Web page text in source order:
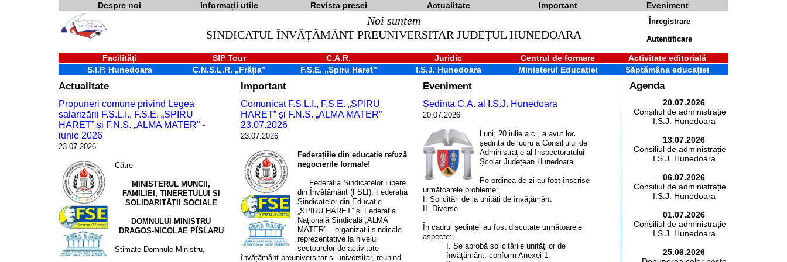
Despre noi Informații utile Revista presei Actualitate Important Eveniment
Înregistrare
Autentificare
Noi suntem
SINDICATUL ÎNVĂȚĂMÂNT PREUNIVERSITAR JUDEȚUL HUNEDOARA
Facilități SIP Tour C.A.R. Juridic Centrul de formare
Activitate editorială
S.I.P. Hunedoara
C.N.S.L.R. „Frăția” F.S.E. „Spiru Haret” I.S.J. Hunedoara Ministerul Educației Săptămâna educației
Agenda
20.07.2026
Consiliul de administrație al
I.S.J. Hunedoara
13.07.2026
Consiliul de administrație al
I.S.J. Hunedoara
06.07.2026
Consiliul de administrație al
I.S.J. Hunedoara
01.07.2026
Consiliul de administrație al
I.S.J. Hunedoara
25.06.2026
Actualitate
Propuneri comune privind Legea
salarizării F.S.L.I., F.S.E. „SPIRU
HARET” și F.N.S. „ALMA MATER” -
iunie 2026
23.07.2026
Către
MINISTERUL MUNCII,
FAMILIEI, TINERETULUI Șl
SOLIDARITĂȚII SOCIALE
DOMNULUI MINISTRU
DRAGOȘ-NICOLAE PÎSLARU
Stimate Domnule Ministru,
Important
Comunicat F.S.L.I., F.S.E. „SPIRU
HARET” și F.N.S. „ALMA MATER”
23.07.2026
23.07.2026
Federațiile din educație refuză
negocierile formale!
Federația Sindicatelor Libere
din Învățământ (FSLI), Federația
Sindicatelor din Educație
„SPIRU HARET” și Federația
Națională Sindicală „ALMA
MATER” – organizații sindicale
reprezentative la nivelul
sectoarelor de activitate
învățământ preuniversitar și universitar, reunind
Eveniment
Ședința C.A. al I.S.J. Hunedoara
20.07.2026
Luni, 20 iulie a.c., a avut loc
ședința de lucru a Consiliului de
Administrație al Inspectoratului
Școlar Județean Hunedoara.
Pe ordinea de zi au fost înscrise
următoarele probleme:
I. Solicitări de la unități de învățământ
II. Diverse
În cadrul ședinței au fost discutate următoarele
aspecte:
I. Se aprobă solicitările unităților de
învățământ, conform Anexei 1.